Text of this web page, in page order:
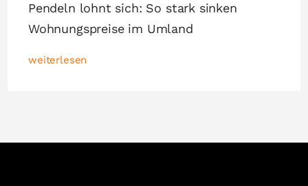
Pendeln lohnt sich: So stark sinken
Wohnungspreise im Umland
weiterlesen